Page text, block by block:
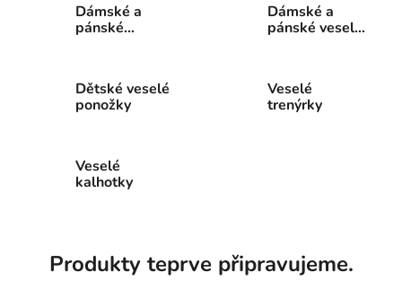
Dámské a
pánské
Dámské a
pánské veselé
Dětské veselé
ponožky
Veselé
trenýrky
Veselé
kalhotky
Produkty teprve připravujeme.